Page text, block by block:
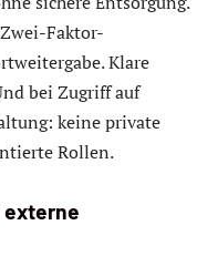
Faktor-
Klare
bei Zugriff auf
keine private
Rollen.